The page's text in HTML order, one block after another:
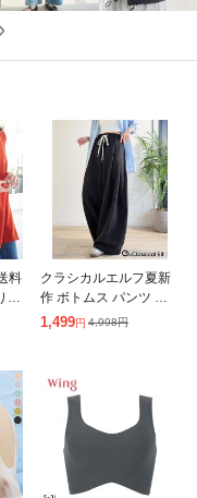
料
クラシカルエルフ夏新
作 ボトムス パンツ レ
ディース カーブパンツ
ストレスフリ
1,499円 4,998円
ムセール
ューキャンペーン